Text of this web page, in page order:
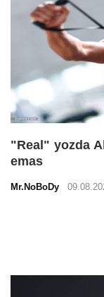
"Real" yozda
emas
Mr.NoBoDy